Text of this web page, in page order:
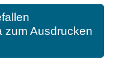
zum Ausdrucken